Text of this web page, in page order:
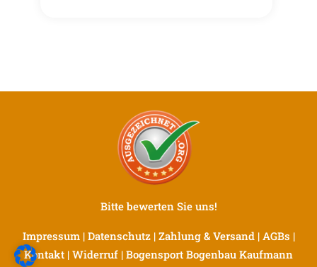
Bitte bewerten Sie uns!
Impressum| Datenschutz| Zahlung & Versand| AGBs |
Kontakt | Widerruf | Bogensport Bogenbau Kaufmann